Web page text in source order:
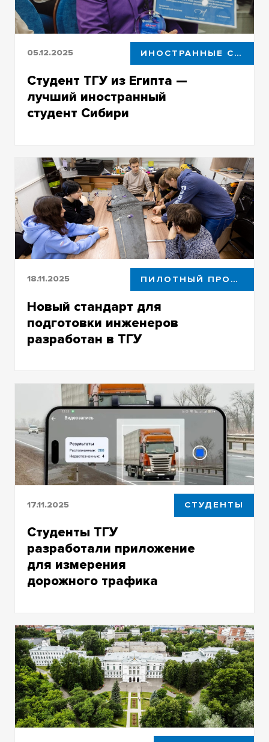
05.12.2025 ИНОСТРАННЫЕ СТУДЕНТЫ
Студент ТГУ из Египта —
лучший иностранный
студент Сибири
Всероссийского конкурса для иностранных
студентов СтудRussia
18.11.2025 ПИЛОТНЫЙ ПРОЕКТ
Новый стандарт для
подготовки инженеров
разработан в ТГУ
для обучения инженеров разной
направленности
17.11.2025 СТУДЕНТЫ
Студенты ТГУ
разработали приложение
для измерения
дорожного трафика
дорожники в Оренбурге